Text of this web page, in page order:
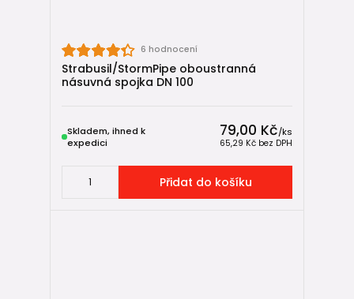
6 hodnocení
Strabusil/StormPipe oboustranná
násuvná spojka DN 100
79,00 Kč/ks
65,29 Kč bez DPH
Skladem, ihned k
expedici
Přidat do košíku